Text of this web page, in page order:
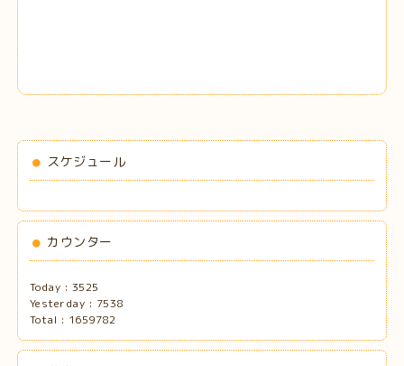
スケジュール
カウンター
Today : 3525
Yesterday : 7538
Total : 1659782